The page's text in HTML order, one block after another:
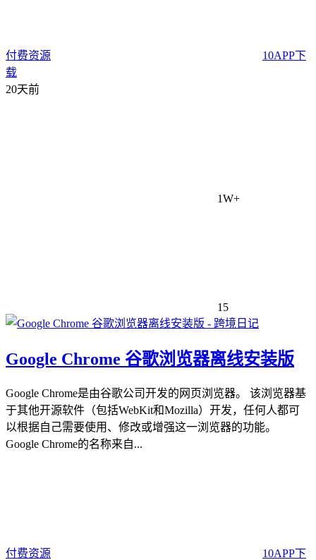
付费资源 10APP下
载
20天前
1W+
15
Google Chrome 谷歌浏览器离线安装版
Google Chrome是由谷歌公司开发的网页浏览器。 该浏览器基
于其他开源软件（包括WebKit和Mozilla）开发，任何人都可
以根据自己需要使用、修改或增强这一浏览器的功能。
Google Chrome的名称来自...
付费资源 10APP下